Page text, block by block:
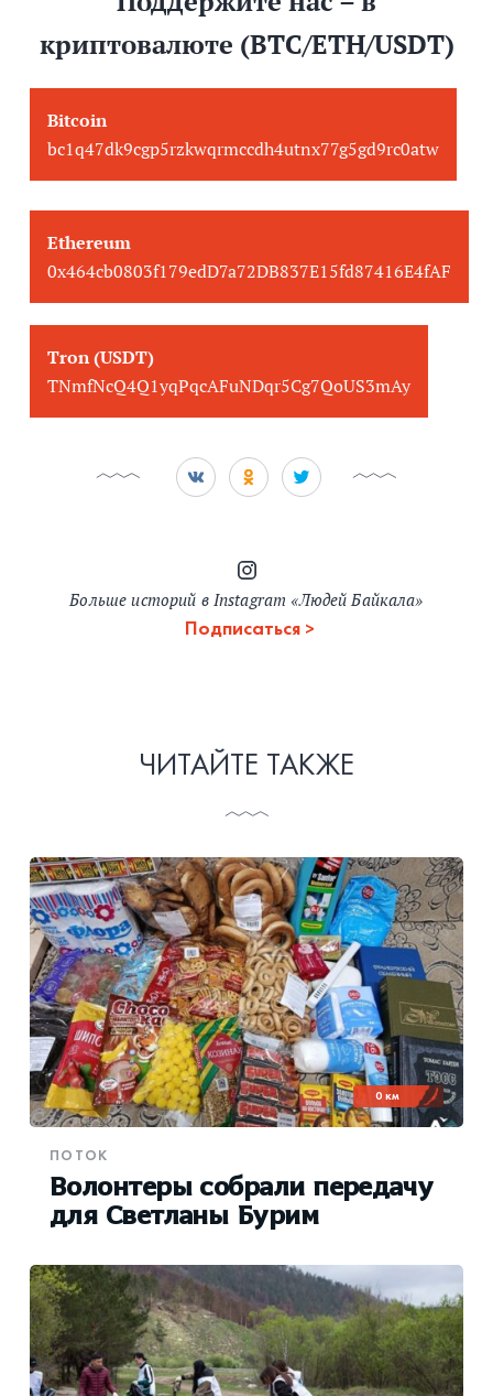
криптовалюте (BTC/ETH/USDT)
Bitcoin
bc1q47dk9cgp5rzkwqrmccdh4utnx77g5gd9rc0atw
Ethereum
0x464cb0803f179edD7a72DB837E15fd87416E4fAF
Tron (USDT)
TNmfNcQ4Q1yqPqcAFuNDqr5Cg7QoUS3mAy
Больше историй в Instagram «Людей Байкала»
Подписаться
ЧИТАЙТЕ ТАКЖЕ
0 км
ПОТОК
Волонтеры собрали передачу
для Светланы Бурим